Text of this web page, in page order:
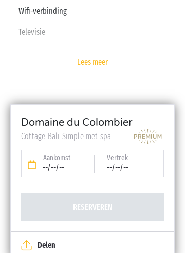
Wifi-verbinding
Televisie
reservering)
Toegang balneo
Lees meer
Domaine du Colombier
Cottage Bali Simple met spa
Aankomst
--/--/--
Vertrek
--/--/--
RESERVEREN
Delen